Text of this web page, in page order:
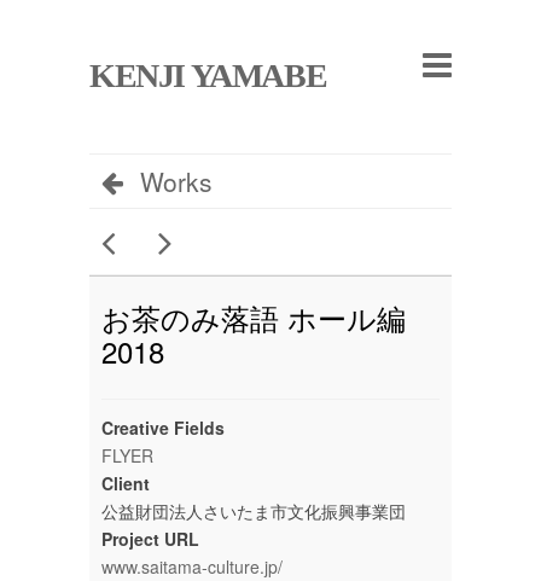
KENJI YAMABE
Works
お茶のみ落語 ホール編
2018
Creative Fields
FLYER
Client
公益財団法人さいたま市文化振興事業団
Project URL
www.saitama-culture.jp/